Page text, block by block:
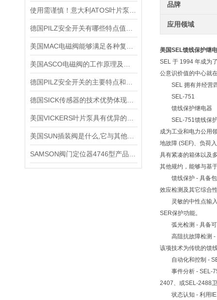
品牌
应用领域
美国SEL馈线保护继
SEL 于 1994 年成为
公意识价值的中心就
SEL 拥有并经营四
SEL-751
馈线保护继电器
SEL-751馈线保护
成为工业和电力公用
地故障 (SEF)、负荷
具有紧凑的箱体以及
其他规约，能够与基
馈线保护 - 具备包
效应检测及其它综合
灵敏的中性点输入 -
SER保护功能。
弧光检测 - 具备可
高阻抗故障检测 -
该项技术为传统的馈
自动化和控制 -
事件分析 - SEL-
2407、或SEL-2488
状态认知 - 利用